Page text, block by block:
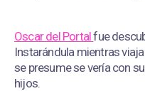
Oscar del Portalfue
Instarándula mientras
se presume se vería con
hijos.